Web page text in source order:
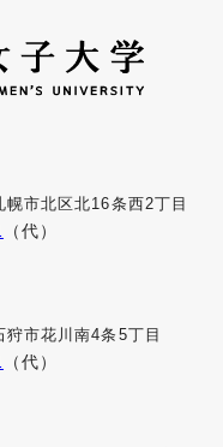
市北区北16条西2丁目
（代）
市花川南4条5丁目
（代）